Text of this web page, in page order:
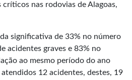
nas rodovias de Alagoas,
significativa de 33% no número
acidentes graves e 83% no
ao mesmo período do ano
12 acidentes, destes, 19